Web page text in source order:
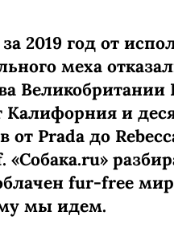
2019 год от
меха
Великобритании
Калифорния и
от Prada до
«Собака.ru»
fur-free
мы идем.